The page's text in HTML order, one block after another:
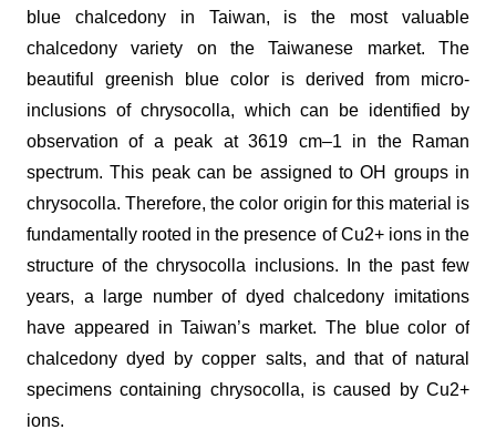
blue chalcedony in Taiwan, is the most valuable
chalcedony variety on the Taiwanese market. The
beautiful greenish blue color is derived from micro-
inclusions of chrysocolla, which can be identified by
observation of a peak at 3619 cm–1 in the Raman
spectrum. This peak can be assigned to OH groups in
chrysocolla. Therefore, the color origin for this material is
fundamentally rooted in the presence of Cu2+ ions in the
structure of the chrysocolla inclusions. In the past few
years, a large number of dyed chalcedony imitations
have appeared in Taiwan’s market. The blue color of
chalcedony dyed by copper salts, and that of natural
specimens containing chrysocolla, is caused by Cu2+
ions.